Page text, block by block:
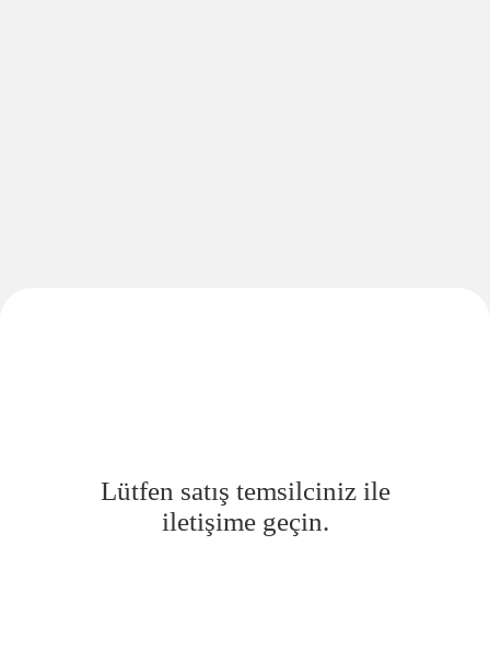
Lütfen satış temsilciniz ile
iletişime geçin.